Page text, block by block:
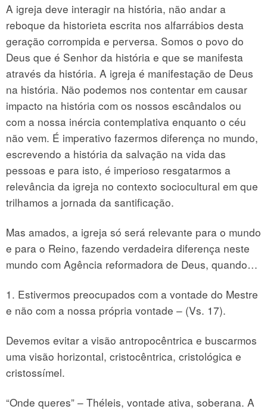
A igreja deve interagir na história, não andar a
reboque da historieta escrita nos alfarrábios desta
geração corrompida e perversa. Somos o povo do
Deus que é Senhor da história e que se manifesta
através da história. A igreja é manifestação de Deus
na história. Não podemos nos contentar em causar
impacto na história com os nossos escândalos ou
com a nossa inércia contemplativa enquanto o céu
não vem. É imperativo fazermos diferença no mundo,
escrevendo a história da salvação na vida das
pessoas e para isto, é imperioso resgatarmos a
relevância da igreja no contexto sociocultural em que
trilhamos a jornada da santificação.
Mas amados, a igreja só será relevante para o mundo
e para o Reino, fazendo verdadeira diferença neste
mundo com Agência reformadora de Deus, quando…
1. Estivermos preocupados com a vontade do Mestre
e não com a nossa própria vontade – (Vs. 17).
Devemos evitar a visão antropocêntrica e buscarmos
uma visão horizontal, cristocêntrica, cristológica e
cristossímel.
“Onde queres” – Théleis, vontade ativa, soberana. A